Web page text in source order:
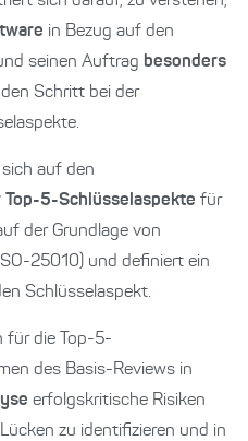
in Bezug auf den
seinen Auftrag besonders
Schritt bei der
auf den
Top-5-Schlüsselaspekte für
der Grundlage von
25010) und definiert ein
Schlüsselaspekt.
für die Top-5-
des Basis-Reviews in
erfolgskritische Risiken
zu identifizieren und in